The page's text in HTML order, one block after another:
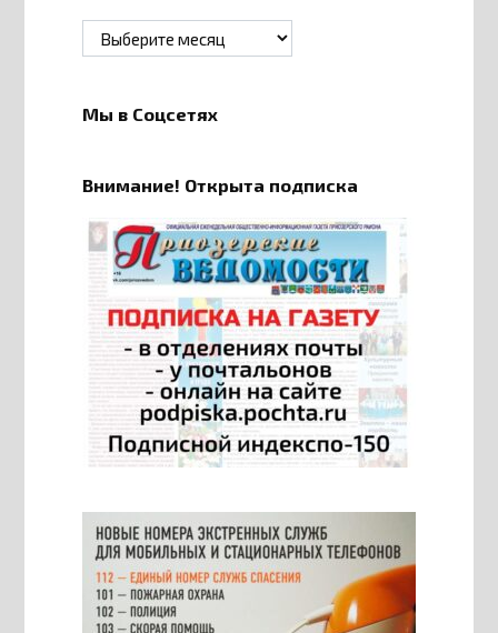
Архивы
Мы в Соцсетях
Внимание! Открыта подписка